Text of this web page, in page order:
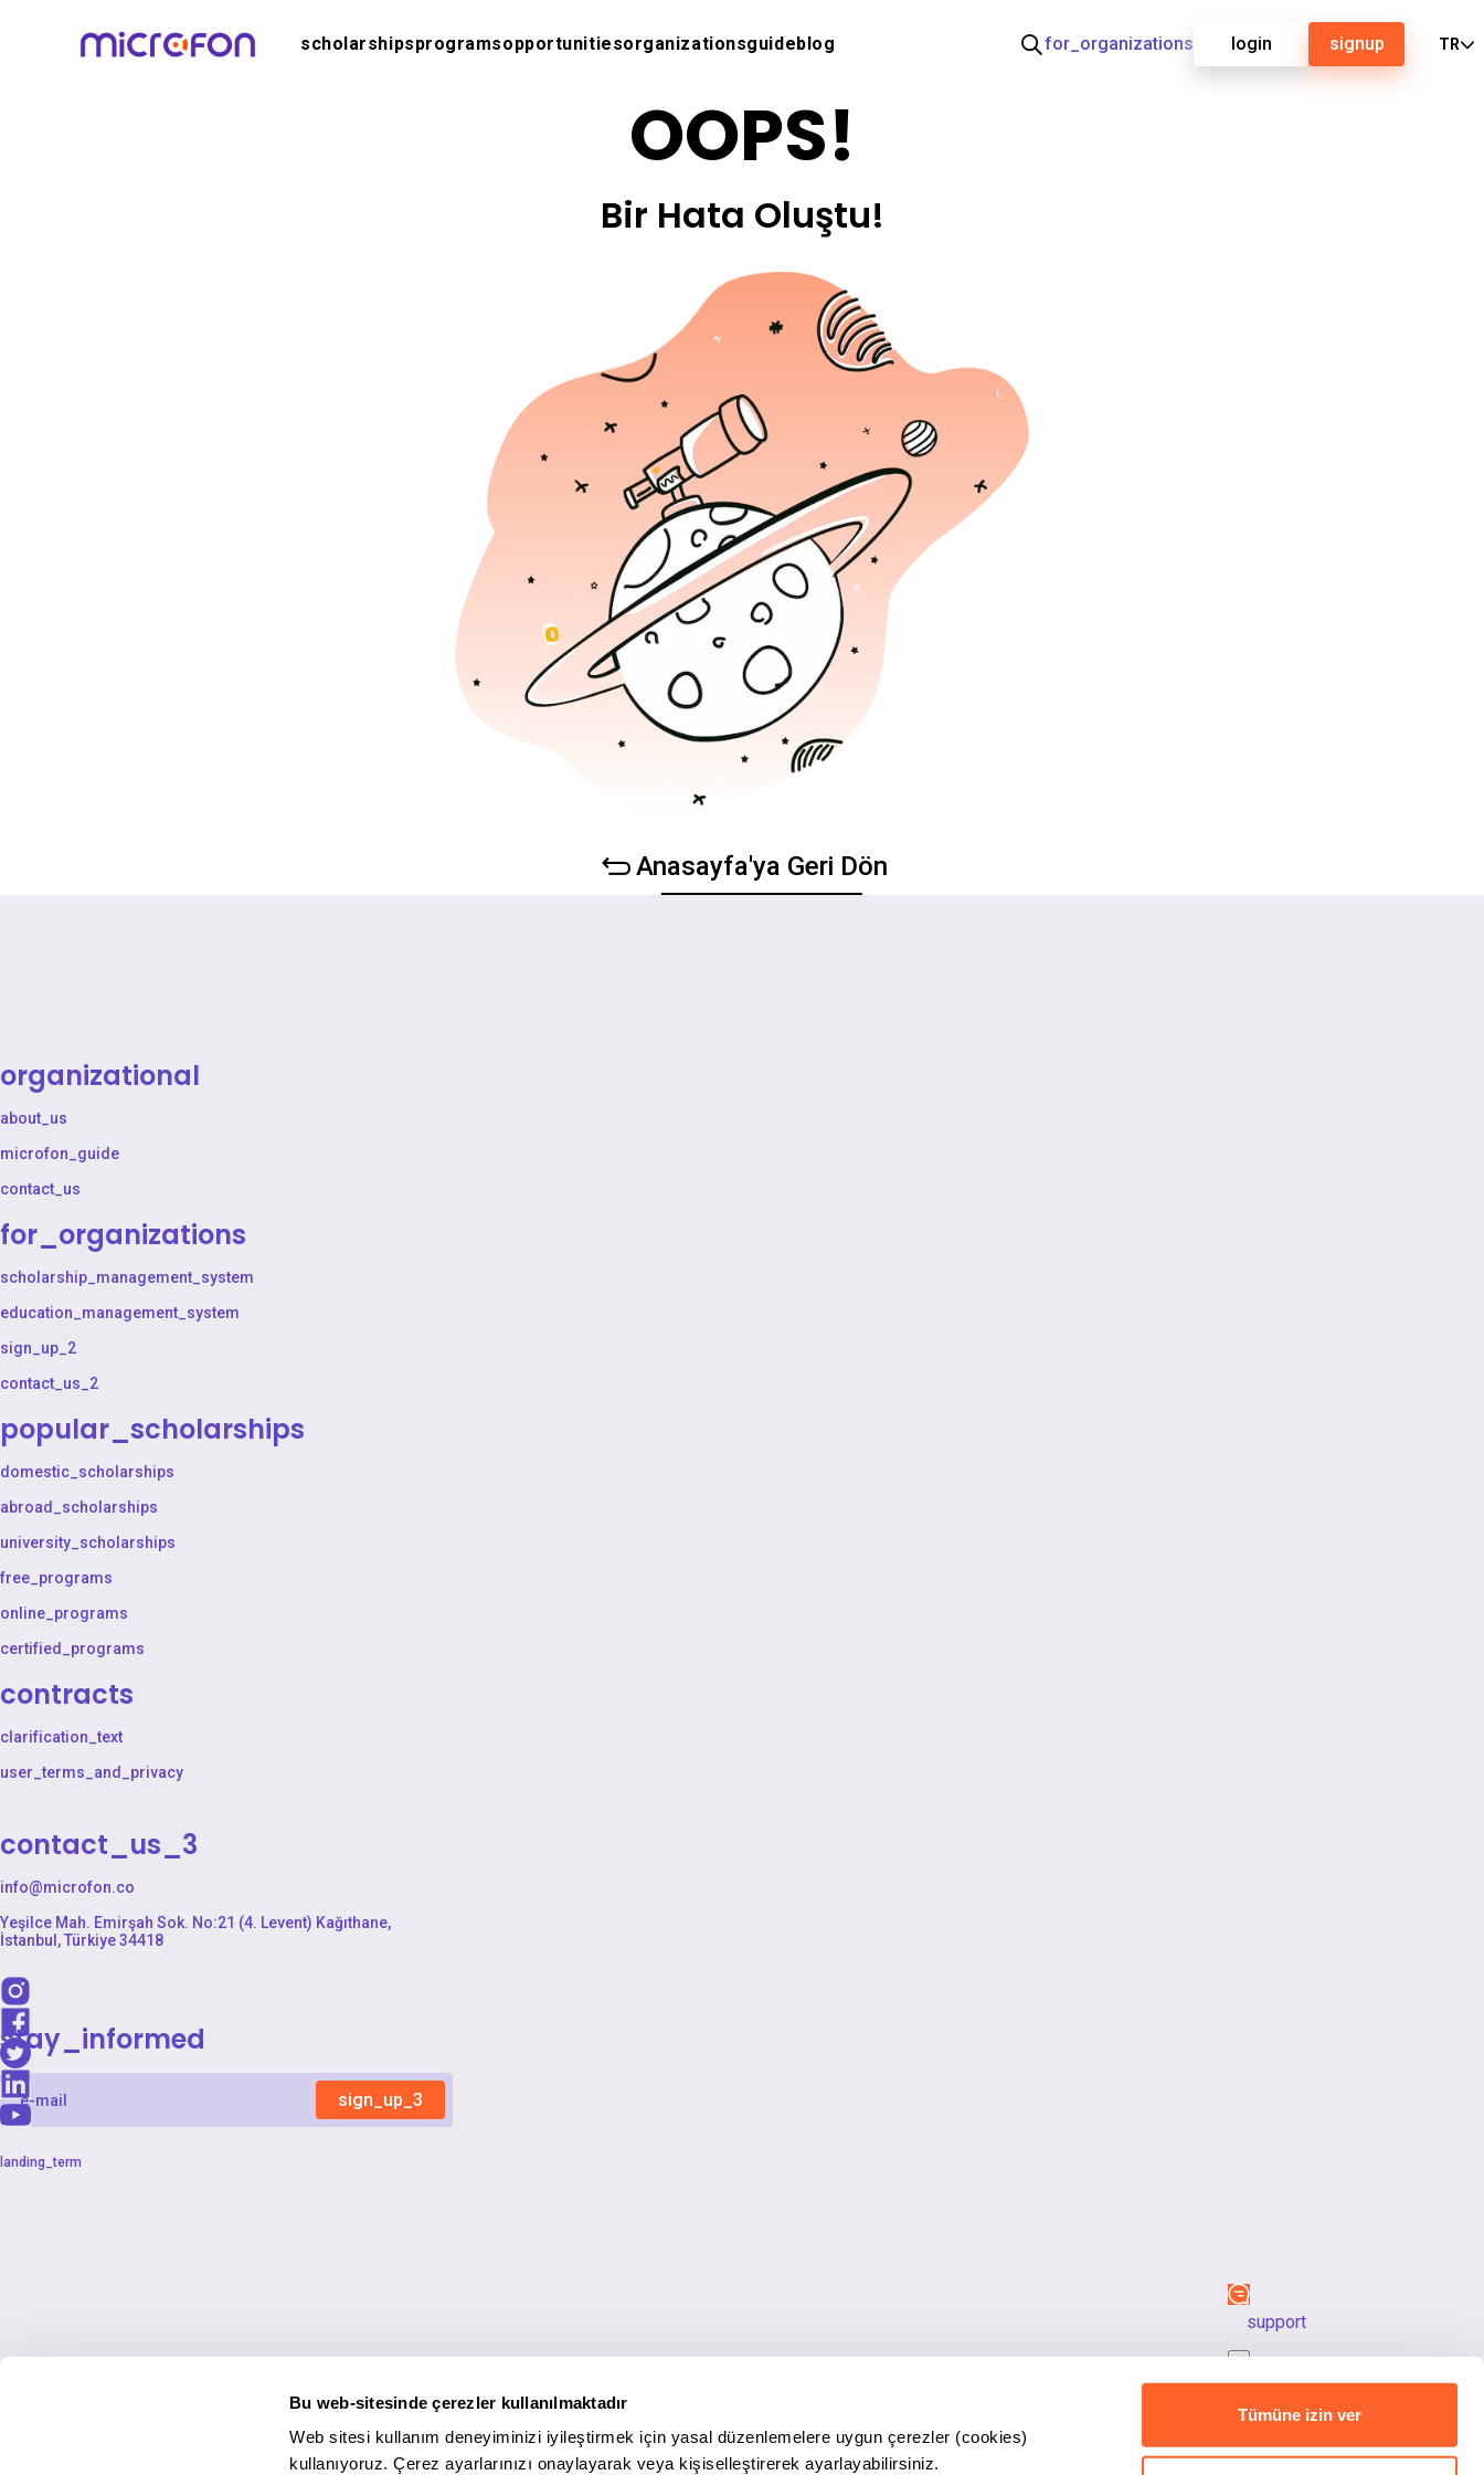
Bu web-sitesinde çerezler kullanılmaktadır
Web sitesi kullanım deneyiminizi iyileştirmek için yasal düzenlemelere uygun çerezler (cookies)
kullanıyoruz. Çerez ayarlarınızı onaylayarak veya kişiselleştirerek ayarlayabilirsiniz.
Tümüne izin ver
scholarshipsprogramsopportunitiesorganizationsguideblog for_organizations login signup TR
OOPS!
Bir Hata Oluştu!
Anasayfa'ya Geri Dön
organizational
about_us
microfon_guide
contact_us
for_organizations
scholarship_management_system
education_management_system
sign_up_2
contact_us_2
popular_scholarships
domestic_scholarships
abroad_scholarships
university_scholarships
free_programs
online_programs
certified_programs
contracts
clarification_text
user_terms_and_privacy
contact_us_3
info@microfon.co
Yeşilce Mah. Emirşah Sok. No:21 (4. Levent) Kağıthane,
İstanbul, Türkiye 34418
stay_informed
sign_up_3
landing_term
support